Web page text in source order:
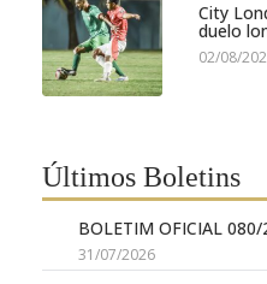
City
duelo
02/08/
Últimos Boletins
BOLETIM OFICIAL 080/
31/07/2026